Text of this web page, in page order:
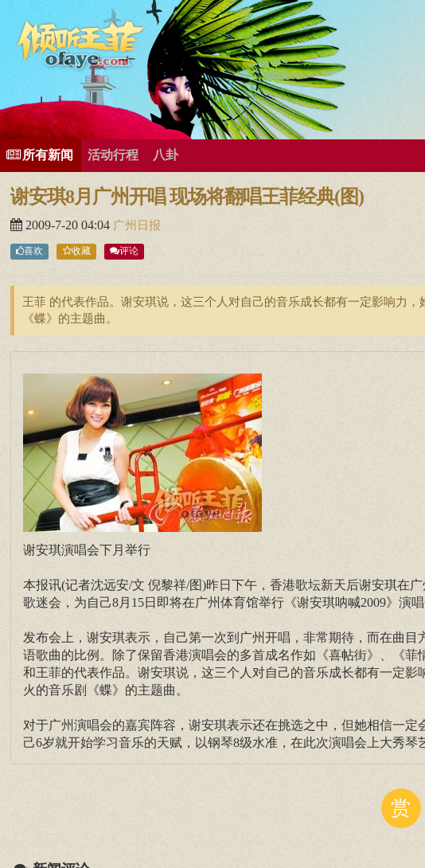
有歌曲专辑
王菲新闻王菲的精美图片王菲精彩视频王菲论坛给王菲留言用户中心王菲资料档案
所有新闻 活动行程 八卦
谢安琪8月广州开唱 现场将翻唱王菲经典(图)
2009-7-20 04:04 广州日报
喜欢 收藏 评论
王菲 的代表作品。谢安琪说，这三个人对自己的音乐成长都有一定影响力
《蝶》的主题曲。
谢安琪演唱会下月举行
本报讯(记者沈远安/文 倪黎祥/图)昨日下午，香港歌坛新天后谢安琪在
歌迷会，为自己8月15日即将在广州体育馆举行《谢安琪呐喊2009》演唱
发布会上，谢安琪表示，自己第一次到广州开唱，非常期待，而在曲
语歌曲的比例。除了保留香港演唱会的多首成名作如《喜帖街》、《
和王菲的代表作品。谢安琪说，这三个人对自己的音乐成长都有一定
火的音乐剧《蝶》的主题曲。
对于广州演唱会的嘉宾阵容，谢安琪表示还在挑选之中，但她相信一
己6岁就开始学习音乐的天赋，以钢琴8级水准，在此次演唱会上大秀琴
赏